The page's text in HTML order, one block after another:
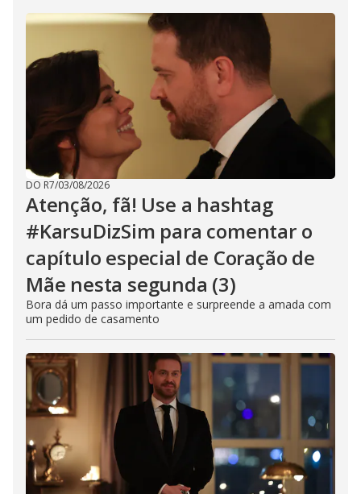
DO R7/03/08/2026
Atenção, fã! Use a hashtag
#KarsuDizSim para comentar o
capítulo especial de Coração de
Mãe nesta segunda (3)
Bora dá um passo importante e surpreende a amada com
um pedido de casamento